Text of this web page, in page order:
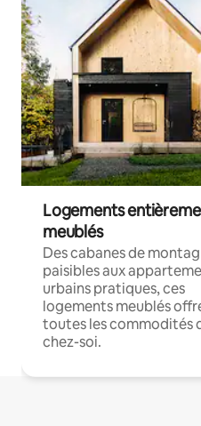
Logements
meublés
Des cabanes de
paisibles aux
urbains pratiques, ces
logements meublés
toutes les commodités
chez-soi.